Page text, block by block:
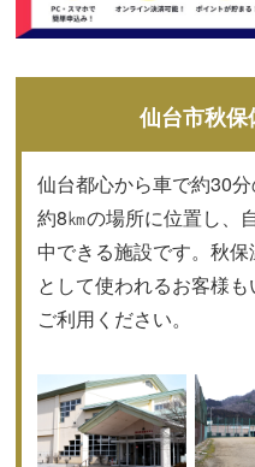
仙台市秋
仙台都心から車で約30
約8㎞の場所に位置し、
中できる施設です。秋
として使われるお客様
ご利用ください。